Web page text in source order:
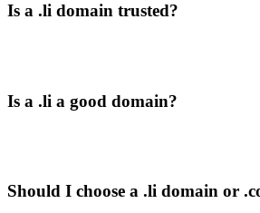
Is a .li domain trusted?
Is a .li a good domain?
Should I choose a .li domain or